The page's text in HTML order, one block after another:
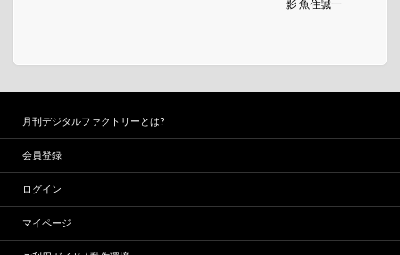
影 魚住誠一
月刊デジタルファクトリーとは?
会員登録
ログイン
マイページ